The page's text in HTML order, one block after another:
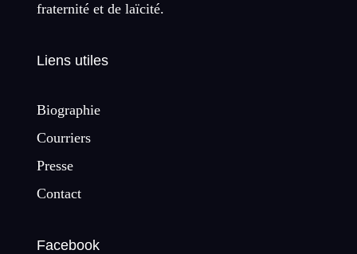
fraternité et de laïcité.
Liens utiles
Biographie
Courriers
Presse
Contact
Facebook